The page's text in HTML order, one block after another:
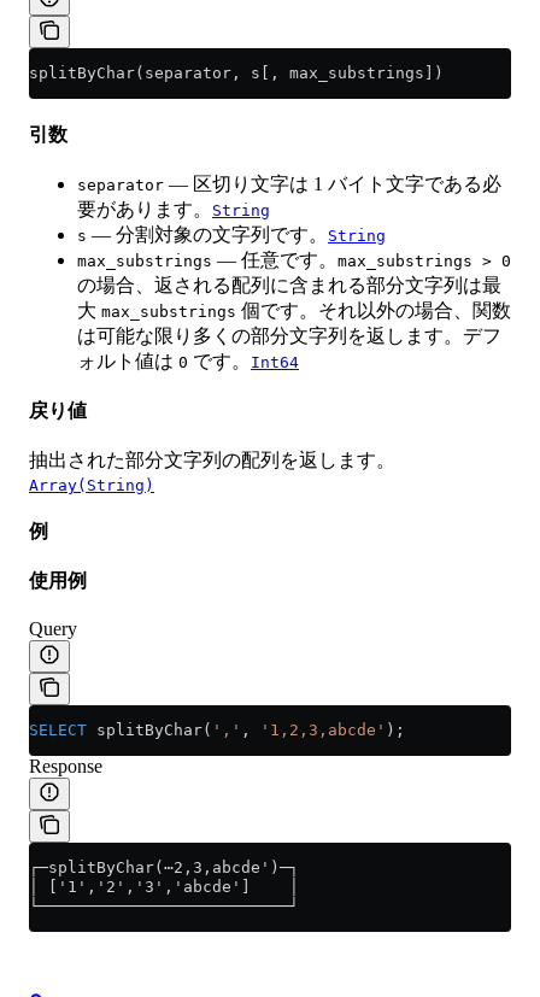
splitByChar(separator, s[, max_substrings])
引数
separator — 区切り文字は 1 バイト文字である必
要があります。
String
s — 分割対象の文字列です。
String
max_substrings — 任意です。 max_substrings > 0
の場合、返される配列に含まれる部分文字列は最
大 max_substrings 個です。それ以外の場合、関数
は可能な限り多くの部分文字列を返します。デフ
ォルト値は 0 です。 Int64
戻り値
抽出された部分文字列の配列を返します。
Array(String)
例
使用例
Query
SELECT splitByChar( ',' , '1,2,3,abcde' );
Response
┌─splitByChar(⋯2,3,abcde')─┐
│ ['1','2','3','abcde']    │
└──────────────────────────┘